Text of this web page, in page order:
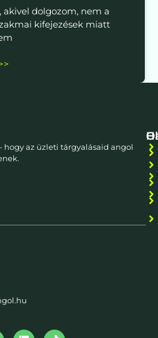
akivel dolgozom, nem a
kifejezések miatt
hogy az üzleti tárgyalásaid angol